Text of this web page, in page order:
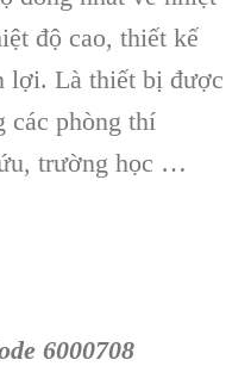
độ cao, thiết kế
lợi. Là thiết bị được
các phòng thí
trường học …
6000708